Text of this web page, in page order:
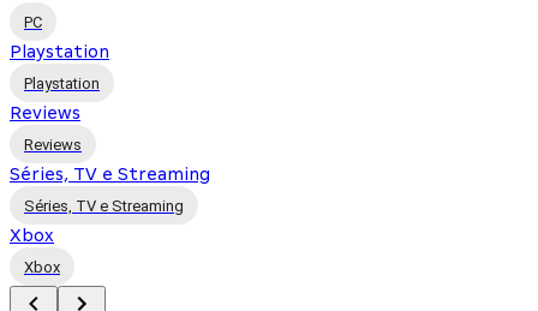
PC
Playstation
Playstation
Reviews
Reviews
Séries, TV e Streaming
Séries, TV e Streaming
Xbox
Xbox